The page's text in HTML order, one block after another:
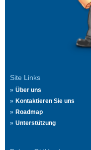
Site Links
Über uns
Kontaktieren Sie uns
Roadmap
Unterstützung